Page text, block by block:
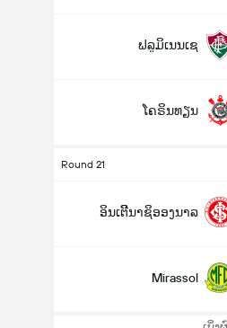
ຟລູມິເນນເຊ
ໂຄຣິນທຽນ
Round 21
ອິນເຕີີນາຊິອອງນາລ
Mirassol